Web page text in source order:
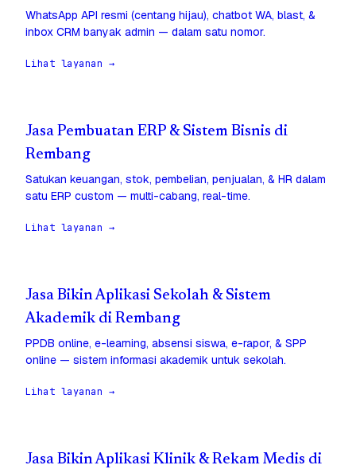
WhatsApp API resmi (centang hijau), chatbot WA, blast, &
inbox CRM banyak admin — dalam satu nomor.
Lihat layanan →
Jasa Pembuatan ERP & Sistem Bisnis di
Rembang
Satukan keuangan, stok, pembelian, penjualan, & HR dalam
satu ERP custom — multi-cabang, real-time.
Lihat layanan →
Jasa Bikin Aplikasi Sekolah & Sistem
Akademik di Rembang
PPDB online, e-learning, absensi siswa, e-rapor, & SPP
online — sistem informasi akademik untuk sekolah.
Lihat layanan →
Jasa Bikin Aplikasi Klinik & Rekam Medis di